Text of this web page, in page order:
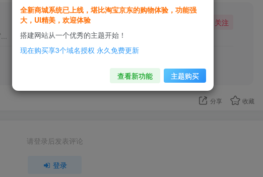
关注
分享 收藏
请登录后发表评论
登录
全新商城系统已上线，堪比淘宝京东的购物体验，功能强
大，UI精美，欢迎体验
搭建网站从一个优秀的主题开始！
现在购买享3个域名授权 永久免费更新
查看新功能 主题购买